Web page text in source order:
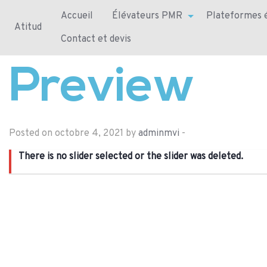
Atitud
Accueil Élévateurs PMR Plateformes
Contact et devis
Preview
Posted on octobre 4, 2021 by adminmvi -
There is no slider selected or the slider was deleted.